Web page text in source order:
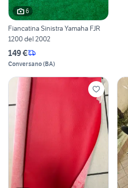
6
Fiancatina Sinistra Yamaha FJR
1200 del 2002
149 €
Conversano(BA)